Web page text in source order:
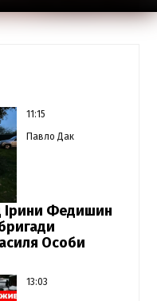
11:15
Павло Дак
Ірини Федишин
Особи
13:03